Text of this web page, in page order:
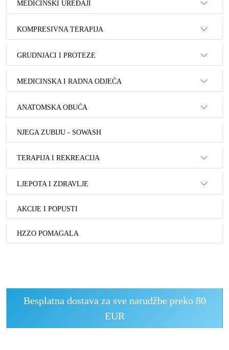
MEDICINSKI UREĐAJI
KOMPRESIVNA TERAPIJA
GRUDNJACI I PROTEZE
MEDICINSKA I RADNA ODJEĆA
ANATOMSKA OBUĆA
NJEGA ZUBIJU - SOWASH
TERAPIJA I REKREACIJA
LJEPOTA I ZDRAVLJE
AKCIJE I POPUSTI
HZZO POMAGALA
Besplatna dostava za sve narudžbe preko 80
EUR